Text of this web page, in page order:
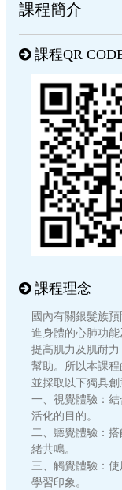
課程簡介
課程QR
課程理念
國內有關銀髮族
進身體的心肺功
提高肌力及肌耐
幫助。所以本課程
並採取以下獨具
一、視覺體驗：
活化的目的。
二、聽覺體驗：
緒共鳴。
三、觸覺體驗：
學習印象。